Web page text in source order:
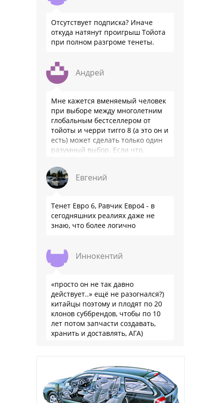
Отсутствует подписка? Иначе
откуда натянут проигрыш Тойота
при полном разгроме тенеты.
Андрей
Мне кажется вменяемый человек
при выборе между многолетним
глобальным бестселлером от
тойоты и черри тигго 8 (а это он и
есть) может сделать только один
разумный выбор. Если что,
Евгений
Тенет Евро 6, Равчик Евро4 - в
сегодняшних реалиях даже не
знаю, что более логично
Иннокентий
«просто он не так давно
действует..» ещё не разогнался?)
китайцы поэтому и плодят по 20
клонов суббрендов, чтобы по 10
лет потом запчасти создавать,
хранить и доставлять, АГА)